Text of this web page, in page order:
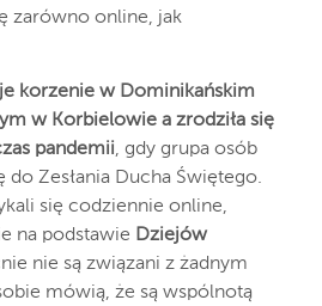
zarówno online, jak
korzenie w Dominikańskim
w Korbielowie a zrodziła się
pandemii, gdy grupa osób
do Zesłania Ducha Świętego.
się codziennie online,
na podstawie Dziejów
nie są związani z żadnym
mówią, że są wspólnotą